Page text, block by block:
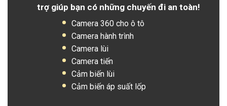
Camera 360 cho ô tô
Camera hành trình
Camera lùi
Camera tiến
Cảm biến lùi
Cảm biến áp suất lốp
trợ giúp bạn có những chuyến đi an toàn!